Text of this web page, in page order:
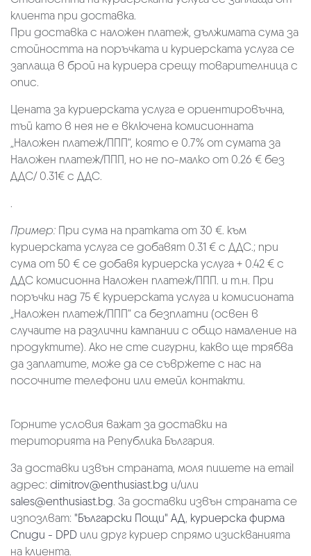
клиента при доставка.
При доставка с наложен платеж, дължимата сума за
стойността на поръчката и куриерската услуга се
заплаща в брой на куриера срещу товарителница с
опис.
Цената за куриерската услуга е ориентировъчна,
тъй като в нея не е включена комисионната
„Наложен платеж/ППП“, която е 0.7% от сумата за
Наложен платеж/ППП, но не по-малко от 0.26 € без
ДДС/ 0.31€ с ДДС.
.
Пример: При сума на пратката от 30 €. към
куриерската услуга се добавят 0.31 € с ДДС.; при
сума от 50 € се добавя куриерска услуга + 0.42 € с
ДДС комисионна Наложен платеж/ППП. и т.н. При
поръчки над 75 € куриерската услуга и комисионата
„Наложен платеж/ППП“ са безплатни (освен в
случаите на различни кампании с общо намаление на
продуктите). Ако не сте сигурни, какво ще трябва
да заплатите, може да се съвржете с нас на
посочните телефони или емейл контакти.
Горните условия важат за доставки на
територията на Република България.
За доставки извън страната, моля пишете на email
адрес: dimitrov@enthusiast.bg и/или
sales@enthusiast.bg. За доставки извън страната се
изпозлват: "Български Пощи" АД, куриерска фирма
Спиди - DPD или друг куриер спрямо изискванията
на клиента.